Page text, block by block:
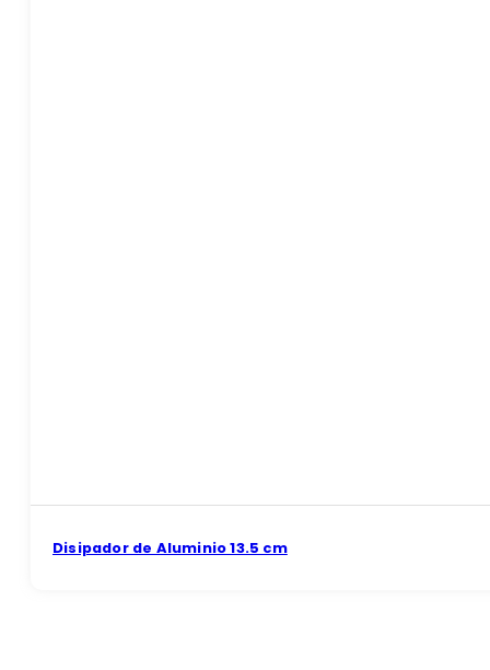
Disipador de Aluminio 13.5 cm